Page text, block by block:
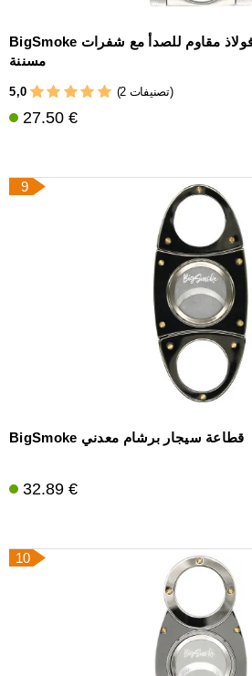
BigSmoke قطاعة سيجار الشيك فولاذ مقاوم للصدأ مع شفرات
مسننة
5,0 (2 تصنيفات)
27.50 €
9
BigSmoke قطاعة سيجار برشام معدني
32.89 €
10